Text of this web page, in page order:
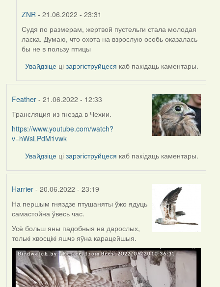
ZNR - 21.06.2022 - 23:31
In
reply
to
by
Harrier
Судя по размерам, жертвой пустельги стала молодая
ласка. Думаю, что охота на взрослую особь оказалась
бы не в пользу птицы
Увайдзіце цізарэгіструйцеся каб пакідаць каментары.
Feather- 21.06.2022 - 12:33
Трансляция из гнезда в Чехии.
https://www.youtube.com/watch?
v=hWsLPdM1vwk
Увайдзіце цізарэгіструйцеся каб пакідаць каментары.
Harrier- 20.06.2022 - 23:19
На першым гняздзе птушаняты ўжо ядуць
самастойна ўвесь час.
Усё больш яны падобныя на дарослых,
толькі хвосцікі яшчэ яўна карацейшыя.